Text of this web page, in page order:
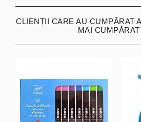
CLIENȚII CARE AU CUMPĂRAT
MAI CUMPĂRAT